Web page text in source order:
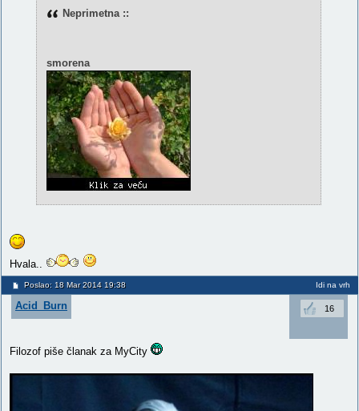
Neprimetna ::
smorena
Hvala..
Poslao: 18 Mar 2014 19:38 Idi na vrh
Acid_Burn 16
Filozof piše članak za MyCity